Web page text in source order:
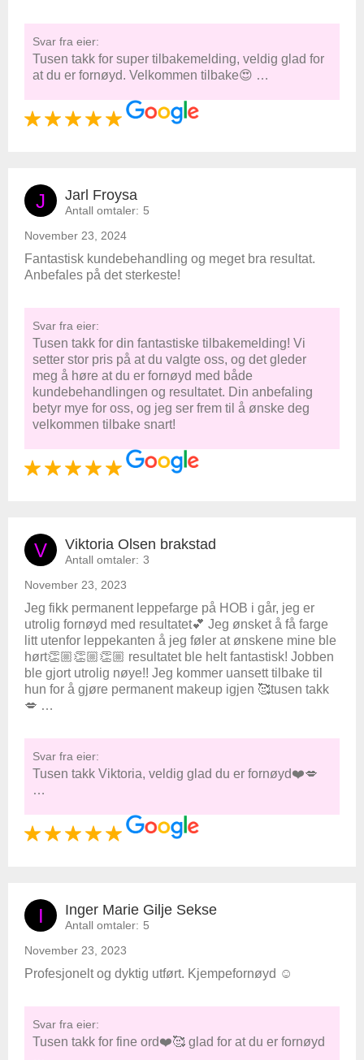
Svar fra eier:
Tusen takk for super tilbakemelding, veldig glad for
at du er fornøyd. Velkommen tilbake😍 …
J Jarl Froysa
Antall omtaler: 5
November 23, 2024
Fantastisk kundebehandling og meget bra resultat.
Anbefales på det sterkeste!
Svar fra eier:
Tusen takk for din fantastiske tilbakemelding! Vi
setter stor pris på at du valgte oss, og det gleder
meg å høre at du er fornøyd med både
kundebehandlingen og resultatet. Din anbefaling
betyr mye for oss, og jeg ser frem til å ønske deg
velkommen tilbake snart!
V Viktoria Olsen brakstad
Antall omtaler: 3
November 23, 2023
Jeg fikk permanent leppefarge på HOB i går, jeg er
utrolig fornøyd med resultatet💕 Jeg ønsket å få farge
litt utenfor leppekanten å jeg føler at ønskene mine ble
hørt👏🏼👏🏼👏🏼 resultatet ble helt fantastisk! Jobben
ble gjort utrolig nøye!! Jeg kommer uansett tilbake til
hun for å gjøre permanent makeup igjen 🥰tusen takk
💋 …
Svar fra eier:
Tusen takk Viktoria, veldig glad du er fornøyd❤️💋
…
I Inger Marie Gilje Sekse
Antall omtaler: 5
November 23, 2023
Profesjonelt og dyktig utført. Kjempefornøyd ☺️
Svar fra eier:
Tusen takk for fine ord❤️🥰 glad for at du er fornøyd